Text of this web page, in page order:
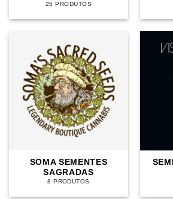
25 PRODUTOS
SOMA SEMENTES
SAGRADAS
8 PRODUTOS